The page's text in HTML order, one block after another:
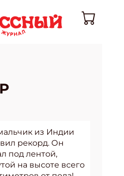
из Индии
рекорд. Он
под лентой,
на высоте всего